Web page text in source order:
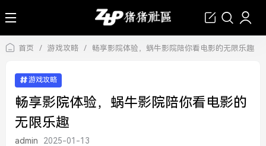
首页 / 游戏攻略 / 畅享影院体验，蜗牛影院陪你看电影的无限乐趣
游戏攻略
畅享影院体验，蜗牛影院陪你看电影的
无限乐趣
admin 2025-01-13